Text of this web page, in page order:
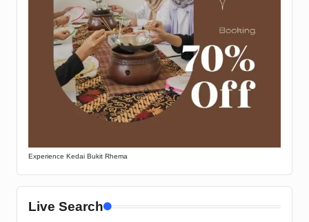
Experience Kedai Bukit Rhema
Live Search